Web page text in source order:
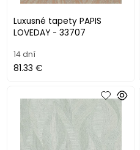
Luxusné tapety PAPIS
LOVEDAY - 33707
14 dní
81.33 €